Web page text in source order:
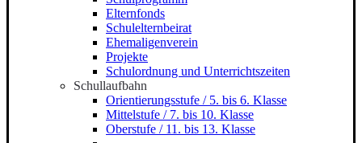
Elternfonds
Schulelternbeirat
Ehemaligenverein
Projekte
Schulordnung und Unterrichtszeiten
Schullaufbahn
Orientierungsstufe / 5. bis 6. Klasse
Mittelstufe / 7. bis 10. Klasse
Oberstufe / 11. bis 13. Klasse